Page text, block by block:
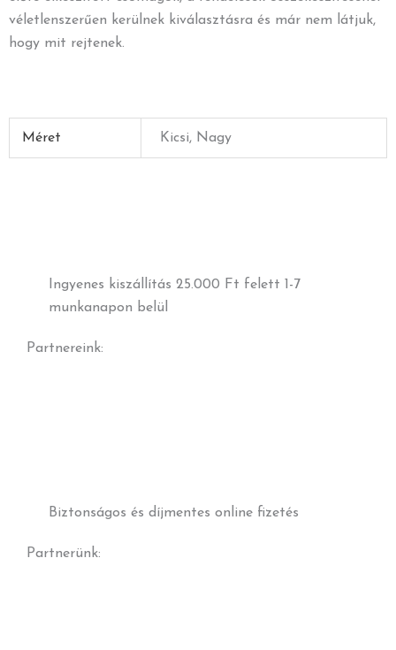
véletlenszerűen kerülnek kiválasztásra és már nem látjuk,
hogy mit rejtenek.
Méret Kicsi, Nagy
Ingyenes kiszállítás 25.000 Ft felett 1-7
munkanapon belül
Partnereink:
Biztonságos és díjmentes online fizetés
Partnerünk: